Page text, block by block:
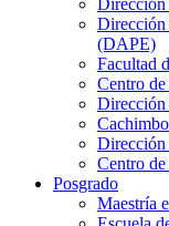
Dirección
Dirección
(DAPE)
Facultad
Centro
Dirección
Centro
Posgrado
Maestría